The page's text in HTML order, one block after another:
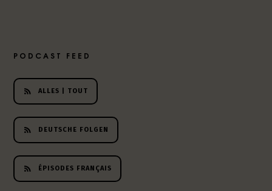
c
e
L
i
e
r
t
PODCAST FEED
ALLES | TOUT
DEUTSCHE FOLGEN
ÉPISODES FRANÇAIS